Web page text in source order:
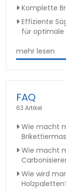
Komplette
Effiziente
für optimale
mehr lesen
FAQ
63 Artikel
Wie macht
Wie macht
Wie wird